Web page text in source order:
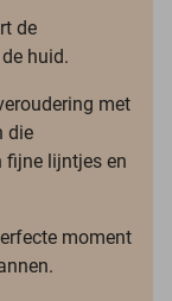
de
huid.
met
die
fijne lijntjes en
moment